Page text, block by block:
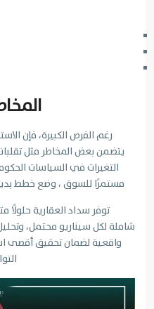
رغم الفرص الكبيرة، فإن
يتضمن بعض المخاطر مثل
التغيرات في السياسات
مستمرًا للسوق ، وضع خطط
توفر سداد العقارية حلولًا
شاملة لكل سيناريو محتمل،
واقعية لضمان تحقيق أقصى